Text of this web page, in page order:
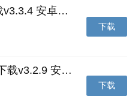
艺图语app下载v3.3.4 安卓免费版
下载
爱鸽者手机版下载v3.2.9 安卓版
下载